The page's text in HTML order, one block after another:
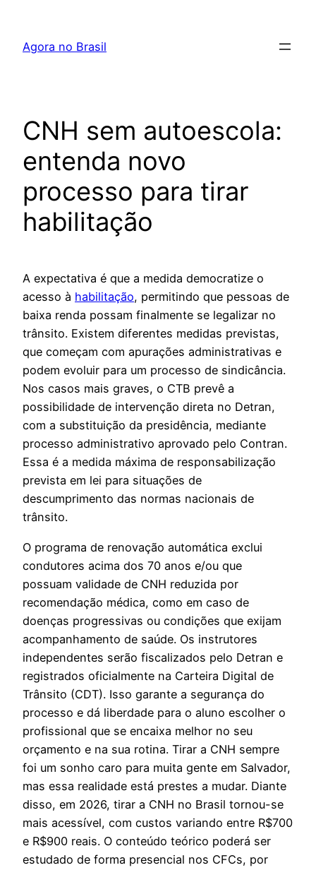
Agora no Brasil
CNH sem autoescola:
entenda novo
processo para tirar
habilitação
A expectativa é que a medida democratize o
acesso à habilitação, permitindo que pessoas de
baixa renda possam finalmente se legalizar no
trânsito. Existem diferentes medidas previstas,
que começam com apurações administrativas e
podem evoluir para um processo de sindicância.
Nos casos mais graves, o CTB prevê a
possibilidade de intervenção direta no Detran,
com a substituição da presidência, mediante
processo administrativo aprovado pelo Contran.
Essa é a medida máxima de responsabilização
prevista em lei para situações de
descumprimento das normas nacionais de
trânsito.
O programa de renovação automática exclui
condutores acima dos 70 anos e/ou que
possuam validade de CNH reduzida por
recomendação médica, como em caso de
doenças progressivas ou condições que exijam
acompanhamento de saúde. Os instrutores
independentes serão fiscalizados pelo Detran e
registrados oficialmente na Carteira Digital de
Trânsito (CDT). Isso garante a segurança do
processo e dá liberdade para o aluno escolher o
profissional que se encaixa melhor no seu
orçamento e na sua rotina. Tirar a CNH sempre
foi um sonho caro para muita gente em Salvador,
mas essa realidade está prestes a mudar. Diante
disso, em 2026, tirar a CNH no Brasil tornou-se
mais acessível, com custos variando entre R$700
e R$900 reais. O conteúdo teórico poderá ser
estudado de forma presencial nos CFCs, por